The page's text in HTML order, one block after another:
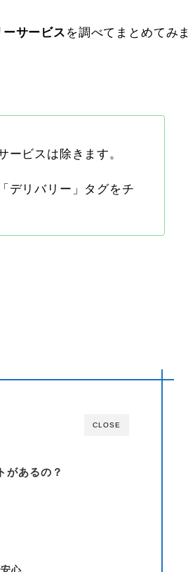
サービス を調べてまとめてみま
ビスは除きます。
デリバリー」タグをチ
CLOSE
があるの？